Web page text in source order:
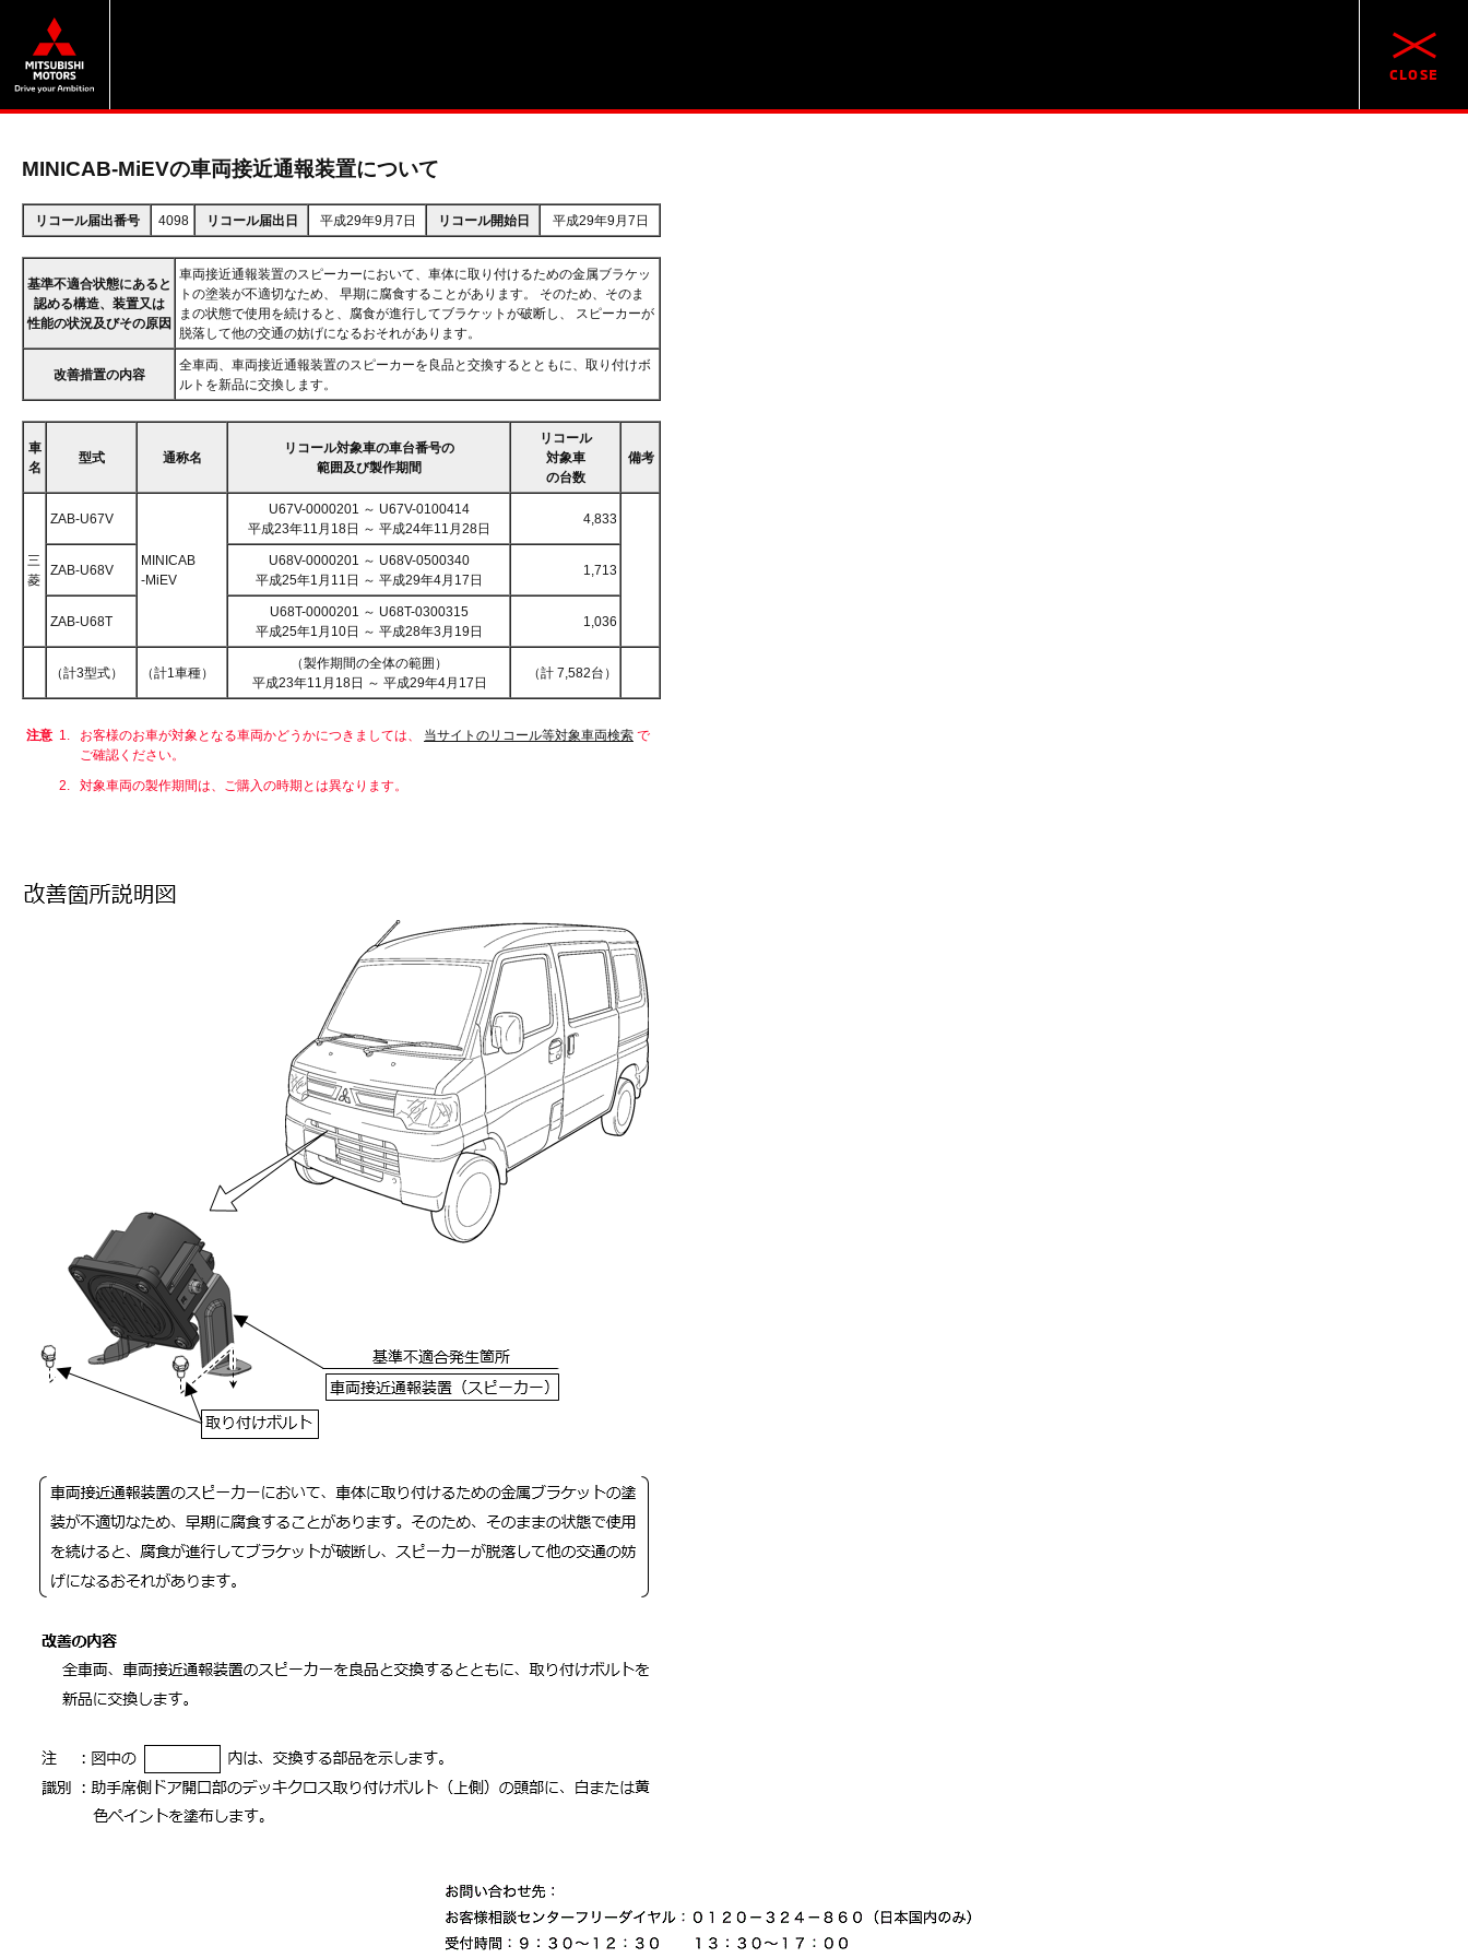
MINICAB-MiEVの車両接近通報装置について
リコール届出番号 4098 リコール届出日 平成29年9月7日 リコール開始日 平成29年9月7日
基準不適合状態にあると
認める構造、装置又は
性能の状況及びその原因
車両接近通報装置のスピーカーにおいて、車体に取り付けるための金属ブラケッ
トの塗装が不適切なため、 早期に腐食することがあります。 そのため、そのま
まの状態で使用を続けると、腐食が進行してブラケットが破断し、 スピーカーが
脱落して他の交通の妨げになるおそれがあります。
改善措置の内容
全車両、車両接近通報装置のスピーカーを良品と交換するとともに、取り付けボ
ルトを新品に交換します。
車
名
型式 通称名
リコール対象車の車台番号の
範囲及び製作期間
リコール
対象車
の台数
備考
三
菱
ZAB-U67V
MINICAB
-MiEV
U67V-0000201 ～ U67V-0100414
平成23年11月18日 ～ 平成24年11月28日
4,833
ZAB-U68V
U68V-0000201 ～ U68V-0500340
平成25年1月11日 ～ 平成29年4月17日
1,713
ZAB-U68T
U68T-0000201 ～ U68T-0300315
平成25年1月10日 ～ 平成28年3月19日
1,036
（計3型式） （計1車種）
（製作期間の全体の範囲）
平成23年11月18日 ～ 平成29年4月17日
（計 7,582台）
注意 1. お客様のお車が対象となる車両かどうかにつきましては、 当サイトのリコール等対象車両検索 で
ご確認ください。
2.
対象車両の製作期間は、ご購入の時期とは異なります。